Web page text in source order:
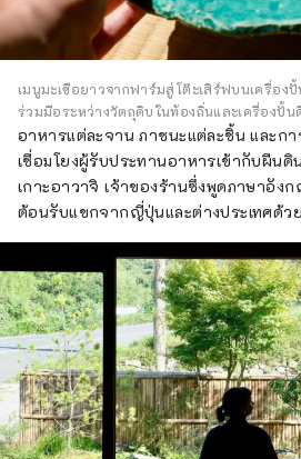
เมนูมะเขือยาวจากฟาร์มสู่โต๊ะเสิร์ฟบนเครื่อง
ร่วมมือระหว่างวัตถุดิบในท้องถิ่นและเครื่องปั้
อาหารแต่ละจาน ภาชนะแต่ละชิ้น และก
เชื่อมโยงผู้รับประทานอาหารเข้ากับผืน
เกาะอาวาจิ เจ้าของร้านซึ่งพูดภาษาอัง
ต้อนรับแขกจากญี่ปุ่นและต่างประเทศด้ว